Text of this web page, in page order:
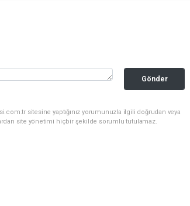
Gönder
sitesine yaptığınız yorumunuzla ilgili doğrudan veya
site yönetimi hiçbir şekilde sorumlu tutulamaz.